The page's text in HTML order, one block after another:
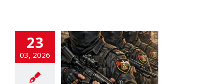
23
03, 2026
: une
l’ombre aux
Anti-terrorisme